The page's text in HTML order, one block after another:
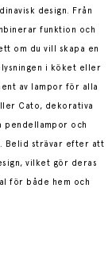
design. Från
funktion och
om du vill skapa en
i köket eller
av lampor för alla
Cato, dekorativa
pendellampor och
Belid strävar efter att
vilket gör deras
för både hem och